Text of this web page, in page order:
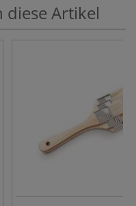
diese Artikel